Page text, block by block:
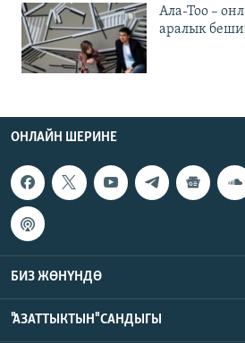
Ала-Тоо –
аралык
ОНЛАЙН ШЕРИНЕ
БИЗ ЖӨНҮНДӨ
"АЗАТТЫКТЫН" САНДЫГЫ